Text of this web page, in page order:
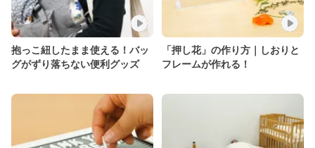
抱っこ紐したまま使える！バッ
グがずり落ちない便利グッズ
「押し花」の作り方｜しおりと
フレームが作れる！